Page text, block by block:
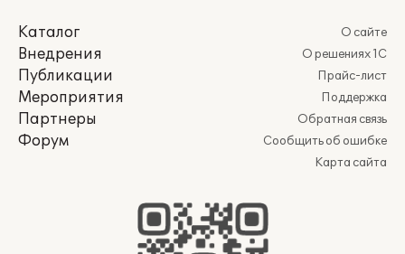
Каталог
Внедрения
Публикации
Мероприятия
Партнеры
Форум
О сайте
О решениях 1С
Прайс-лист
Поддержка
Обратная связь
Сообщить об ошибке
Карта сайта